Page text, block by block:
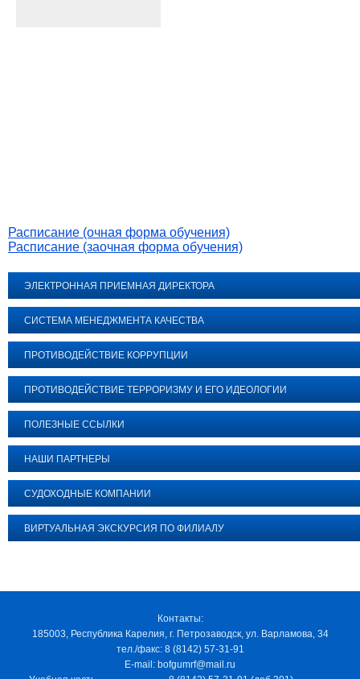
Расписание (очная форма обучения)
Расписание (заочная форма обучения)
ЭЛЕКТРОННАЯ ПРИЕМНАЯ ДИРЕКТОРА
СИСТЕМА МЕНЕДЖМЕНТА КАЧЕСТВА
ПРОТИВОДЕЙСТВИЕ КОРРУПЦИИ
ПРОТИВОДЕЙСТВИЕ ТЕРРОРИЗМУ И ЕГО ИДЕОЛОГИИ
ПОЛЕЗНЫЕ ССЫЛКИ
НАШИ ПАРТНЕРЫ
СУДОХОДНЫЕ КОМПАНИИ
ВИРТУАЛЬНАЯ ЭКСКУРСИЯ ПО ФИЛИАЛУ
Контакты:
185003, Республика Карелия, г. Петрозаводск, ул. Варламова, 34
тел./факс: 8 (8142) 57-31-91
E-mail: bofgumrf@mail.ru